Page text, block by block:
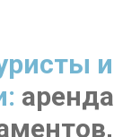
и
аренда